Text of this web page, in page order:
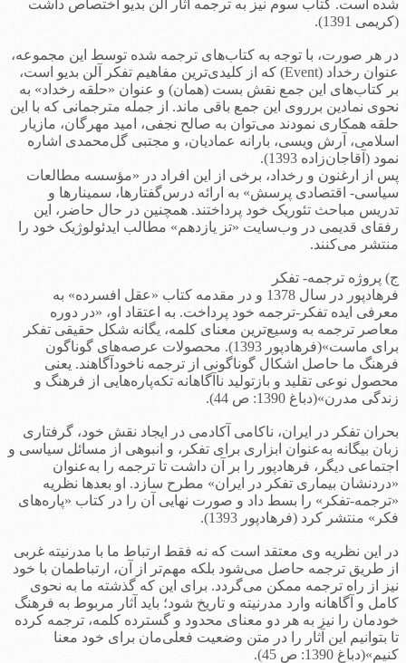
شده است. کتاب سوم نیز به ترجمه آثار آلن بدیو اختصاص داشت
(کریمی 1391).
در هر صورت، با توجه به کتاب‌های ترجمه شده توسط این مجموعه،
عنوان رخداد (Event) که از کلیدی‌ترین مفاهیم تفکر آلن بدیو است،
بر کتاب‌های این جمع نقش بست (همان) و عنوان «حلقه رخداد» به
نحوی نمادین برروی این جمع باقی ماند. از جمله مترجمانی که با این
حلقه همکاری نمودند می‌توان به صالح نجفی، امید مهرگان، مازیار
اسلامی، آرش ویسی، بارانه عمادیان، و مجتبی گل‌محمدی اشاره
نمود (آقاجان‌زاده 1393).
پس از ارغنون و رخداد، برخی از این افراد در «مؤسسه مطالعات
سیاسی- اقتصادی پرسش» به ارائه درس‌گفتارها، سمینارها و
تدریس مباحث تئوریک خود پرداختند. همچنین در حال حاضر، این
رفقای قدیمی در وب‌سایت «تز یازدهم» مطالب ایدئولوژیک خود را
منتشر می‌کنند.
ج) پروژه ترجمه- تفکر
فرهادپور در سال 1378 و در مقدمه کتاب «عقل افسرده» به
معرفی ایده تفکر-ترجمه خود پرداخت. به اعتقاد او، «در دوره
معاصر ترجمه به وسیع‌ترین معنای کلمه، یگانه شکل حقیقی تفکر
برای ماست»(فرهادپور 1393). محصولات عرصه‌های گوناگون
فرهنگ ما حاصل اشکال گوناگونی از ترجمه ناخودآگاهند. یعنی
محصول نوعی تقلید و بازتولید ناآگاهانه تکه‌پاره‌هایی از فرهنگ و
زندگی مدرن»(دباغ 1390: ص 44).
بحران تفکر در ایران، ناکامی آکادمی در ایجاد نقش خود، گرفتاری
زبان بیگانه به‌عنوان ابزاری برای تفکر، و انبوهی از مسائل سیاسی و
اجتماعی دیگر، فرهادپور را بر آن داشت تا ترجمه را به‌عنوان
«دردنشان بیماری تفکر در ایران» مطرح سازد. او بعدها نظریه
«ترجمه-تفکر» را بسط داد و صورت نهایی آن را در کتاب «پاره‌های
فکر» منتشر کرد (فرهادپور 1393).
در این نظریه وی معتقد است که نه فقط ارتباط ما با مدرنیته غربی
از طریق ترجمه حاصل می‌شود بلکه مهم‌تر از آن، ارتباطمان با خود
نیز از راه ترجمه ممکن می‌گردد. برای این که گذشته ما به نحوی
کامل و آگاهانه وارد مدرنیته و تاریخ شود؛ باید آثار مربوط به فرهنگ
خودمان را نیز به هر دو معنای محدود و گسترده کلمه، ترجمه کرده
تا بتوانیم این آثار را در متن وضعیت فعلی‌مان برای خود معنا
کنیم»(دباغ 1390: ص 45).